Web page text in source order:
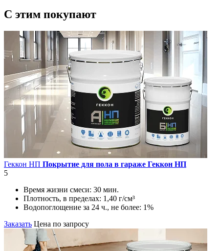
C этим покупают
Геккон НП Покрытие для пола в гараже Геккон НП
5
Время жизни смеси: 30 мин.
Плотность, в пределах: 1,40 г/см³
Водопоглощение за 24 ч., не более: 1%
Заказать Цена по запросу